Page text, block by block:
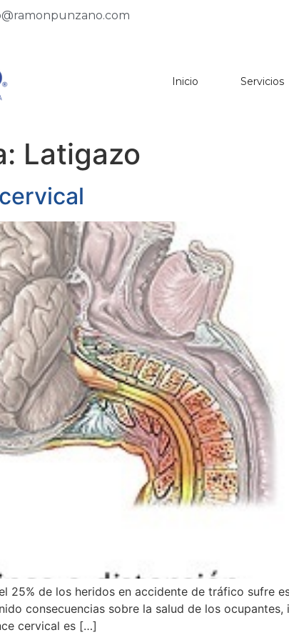
Inicio Servicios
Latigazo
25% de los heridos en accidente de tráfico sufre
consecuencias sobre la salud de los
cervical es […]